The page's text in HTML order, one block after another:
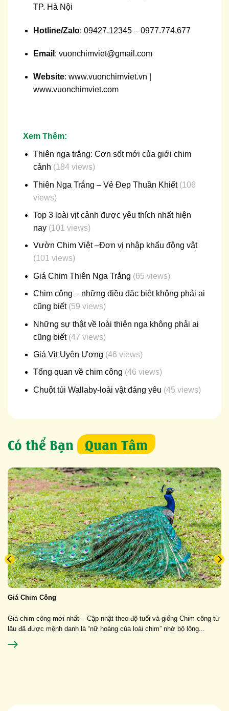
TP. Hà Nội
Hotline/Zalo:09427.12345 –0977.774.677
Email :vuonchimviet@gmail.com
Website:www.vuonchimviet.vn
www.vuonchimviet.com
Xem Thêm:
Thiên nga trắng: Cơn sốt mới của giới chim
cảnh (184 views)
Thiên Nga Trắng – Vẻ Đẹp Thuần Khiết (106
views)
Top 3 loài vịt cảnh được yêu thích nhất hiện
nay (101 views)
Vườn Chim Việt –Đơn vị nhập khẩu động vật
(101 views)
Giá Chim Thiên Nga Trắng (65 views)
Chim công – những điều đặc biệt không phải ai
cũng biết (59 views)
Những sự thật về loài thiên nga không phải ai
cũng biết (47 views)
Giá Vịt Uyên Ương (46 views)
Tổng quan về chim công (46 views)
Chuột túi Wallaby-loài vật đáng yêu (45 views)
Có thể Bạn Quan Tâm
Giá Chim Công
Giá chim công mới nhất – Cập nhật theo độ tuổi và giống Chim công từ
lâu đã được mệnh danh là “nữ hoàng của loài chim” nhờ bộ lông...